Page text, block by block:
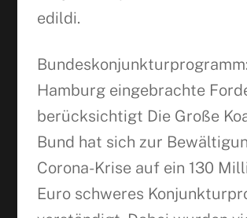
edildi.
Bundeskonjunkturprogramm:
Hamburg eingebrachte
berücksichtigt Die Große
Bund hat sich zur
Corona-Krise auf ein 130
Euro schweres